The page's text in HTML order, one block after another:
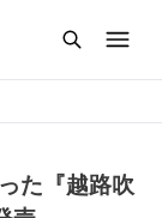
た『越路吹